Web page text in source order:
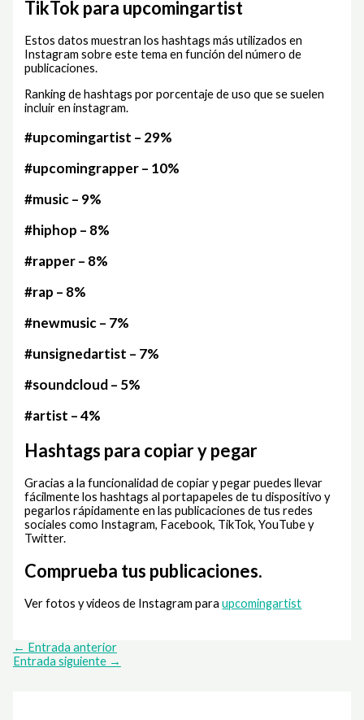
TikTok para upcomingartist
Estos datos muestran los hashtags más utilizados en
Instagram sobre este tema en función del número de
publicaciones.
Ranking de hashtags por porcentaje de uso que se suelen
incluir en instagram.
#upcomingartist – 29%
#upcomingrapper – 10%
#music – 9%
#hiphop – 8%
#rapper – 8%
#rap – 8%
#newmusic – 7%
#unsignedartist – 7%
#soundcloud – 5%
#artist – 4%
Hashtags para copiar y pegar
Gracias a la funcionalidad de copiar y pegar puedes llevar
fácilmente los hashtags al portapapeles de tu dispositivo y
pegarlos rápidamente en las publicaciones de tus redes
sociales como Instagram, Facebook, TikTok, YouTube y
Twitter.
Comprueba tus publicaciones.
Ver fotos y videos de Instagram paraupcomingartist
← Entrada anterior
Entrada siguiente →